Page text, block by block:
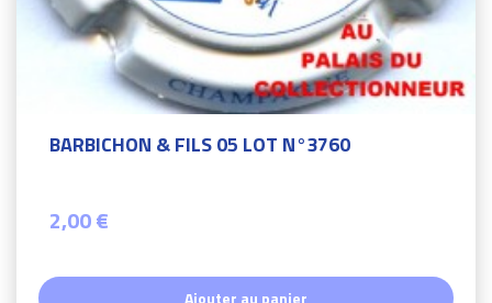
BARBICHON & FILS 05 LOT N°3760
2,00 €
Ajouter au panier